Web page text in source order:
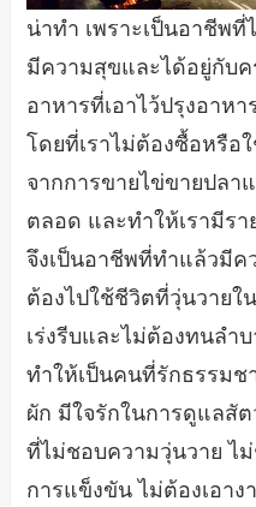
น่าทำ เพราะเป็นอาชีพ
มีความสุขและได้อยู่กับค
อาหารที่เอาไว้ปรุงอาห
โดยที่เราไม่ต้องซื้อหรือ
จากการขายไข่ขายปลา
ตลอด และทำให้เรามีร
จึงเป็นอาชีพที่ทำแล้วมี
ต้องไปใช้ชีวิตที่วุ่นวายใ
เร่งรีบและไม่ต้องทนลำบ
ทำให้เป็นคนที่รักธรรมช
ผัก มีใจรักในการดูแลสั
ที่ไม่ชอบความวุ่นวาย ไ
การแข็งขัน ไม่ต้องเอาง